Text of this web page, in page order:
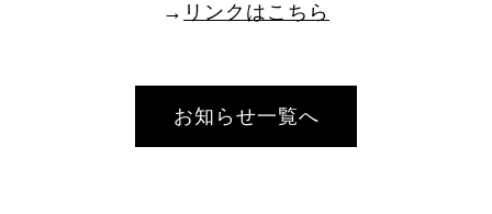
→ リンクはこちら
お知らせ一覧へ